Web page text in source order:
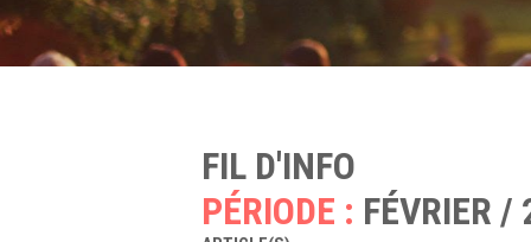
FIL D'INFO
PÉRIODE : FÉVRIER /